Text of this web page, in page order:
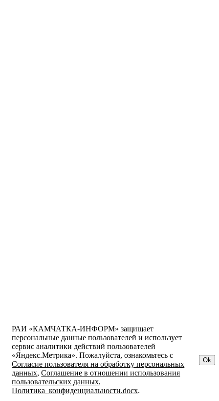
РАИ «КАМЧАТКА-ИНФОРМ» защищает
персональные данные пользователей и использует
сервис аналитики действий пользователей
«Яндекс.Метрика». Пожалуйста, ознакомьтесь с
Согласие пользователя на обработку персональных
данных,Соглашение в отношении использования
пользовательских данных,
Политика_конфиденциальности.docx.
Ok